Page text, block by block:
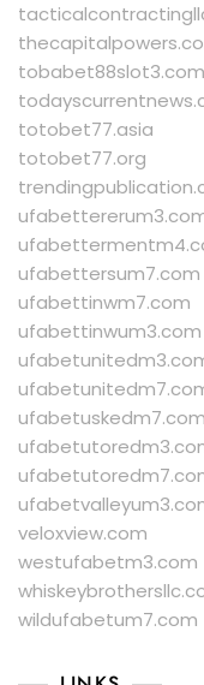
tobabet88slot3.com
totobet77.asia
totobet77.org
ufabettersum7.com
ufabettinwm7.com
ufabettinwum3.com
ufabetuskedm7.com
veloxview.com
westufabetm3.com
wildufabetum7.com